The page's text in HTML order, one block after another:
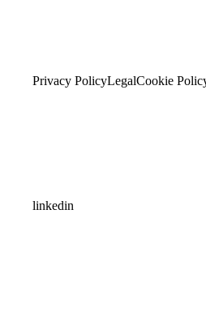
Privacy PolicyLegalCookie
linkedin